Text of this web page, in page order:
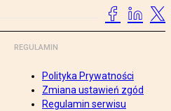
REGULAMIN
Polityka Prywatności
Zmiana ustawień zgód
Regulamin serwisu